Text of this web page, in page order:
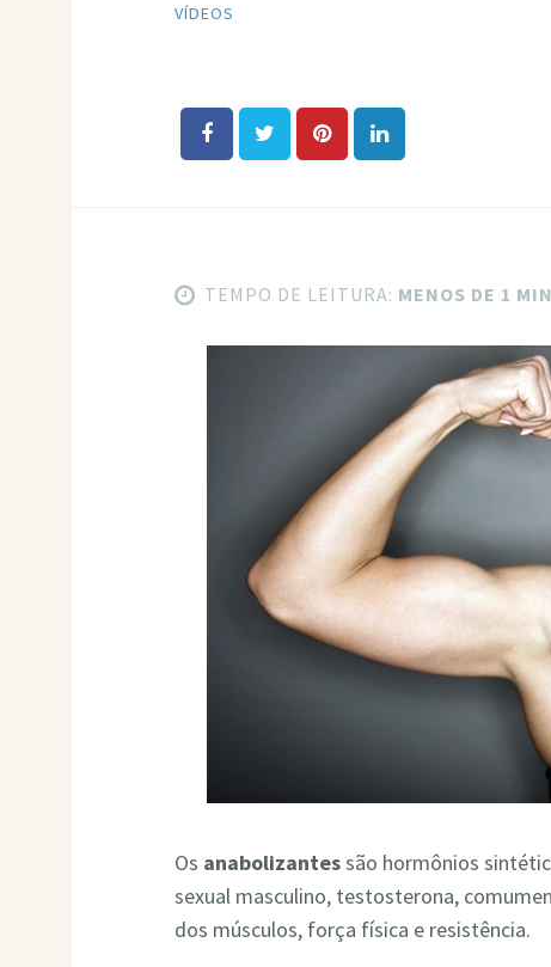
VÍDEOS
TEMPO DE LEITURA: MENOS DE 1
Os anabolizantessão hormônios
sexual masculino, testosterona,
dos músculos, força física e resistência.